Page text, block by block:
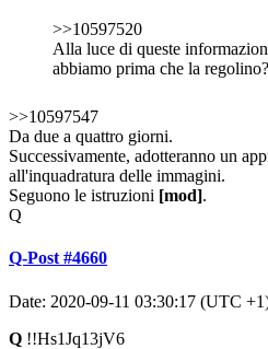
>>10597520
Alla luce di queste
abbiamo prima che la regolino?
>>10597547
Da due a quattro giorni.
Successivamente, adotteranno un
all'inquadratura delle immagini.
Seguono le istruzioni [mod].
Q
Q-Post #4660
Date: 2020-09-11 03:30:17 (UTC
Q !!Hs1Jq13jV6